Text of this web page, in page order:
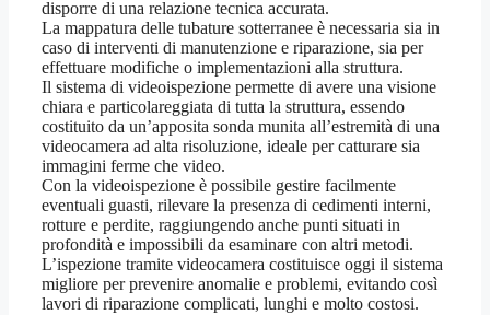
disporre di una relazione tecnica accurata.
La mappatura delle tubature sotterranee è necessaria sia in
caso di interventi di manutenzione e riparazione, sia per
effettuare modifiche o implementazioni alla struttura.
Il sistema di videoispezione permette di avere una visione
chiara e particolareggiata di tutta la struttura, essendo
costituito da un’apposita sonda munita all’estremità di una
videocamera ad alta risoluzione, ideale per catturare sia
immagini ferme che video.
Con la videoispezione è possibile gestire facilmente
eventuali guasti, rilevare la presenza di cedimenti interni,
rotture e perdite, raggiungendo anche punti situati in
profondità e impossibili da esaminare con altri metodi.
L’ispezione tramite videocamera costituisce oggi il sistema
migliore per prevenire anomalie e problemi, evitando così
lavori di riparazione complicati, lunghi e molto costosi.